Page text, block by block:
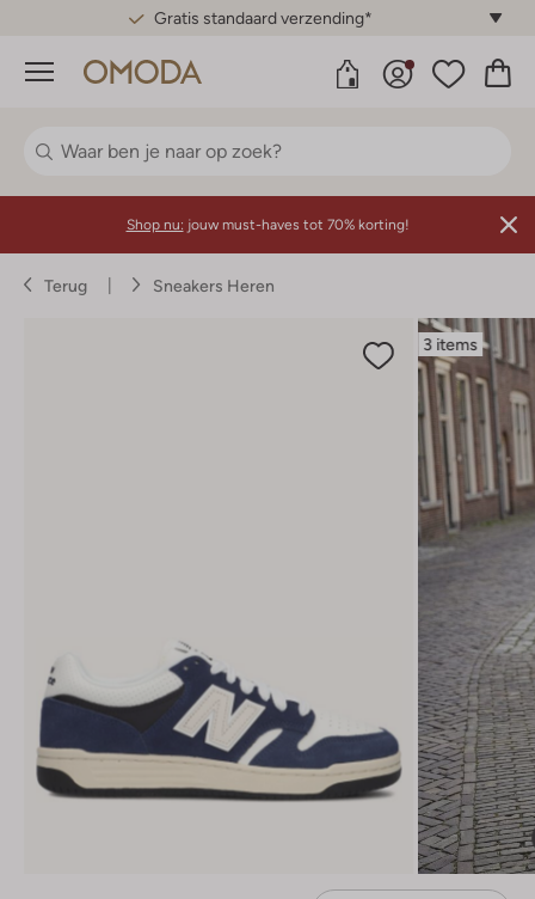
Gratis standaard verzending*
Menu
Shop nu: jouw must-haves tot 70% korting!
Terug Sneakers Heren
3 items